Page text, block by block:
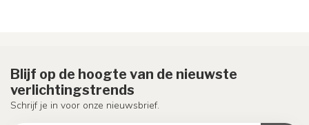
Blijf op de hoogte van de nieuwste
verlichtingstrends
Schrijf je in voor onze nieuwsbrief.